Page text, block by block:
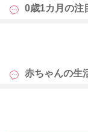
0歳1カ月の注
赤ちゃんの生